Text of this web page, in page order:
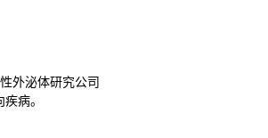
外泌体研究公司
病。